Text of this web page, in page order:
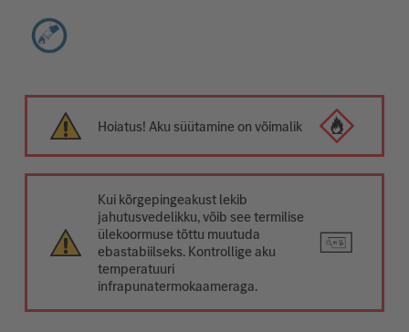
Hoiatus! Aku süütamine on võimalik
Kui kõrgepingeakust lekib
jahutusvedelikku, võib see termilise
ülekoormuse tõttu muutuda
ebastabiilseks. Kontrollige aku
temperatuuri
infrapunatermokaameraga.